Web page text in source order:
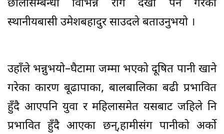
छालासम्बन्धी विभिन्न रोग देखा पर्ने गरेको
स्थानीयबासी उमेशबहादुर साउदले बताउनुभयो ।
उहाँले भन्नुभयो–घैटामा जम्मा भएको दूषित पानी खाने
गरेका कारण बूढापाका, बालबालिका बढी प्रभावित
हुँदै आएपनि युवा र महिलासमेत यसबाट जहिले नि
प्रभावित हुँदै आएका छन्,हामीसंग पानीको अर्को